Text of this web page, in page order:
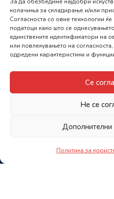
колачиња за складирање и/или
Согласноста со овие технологии
податоци како што се
единствените идентификатори на
или повлекувањето на
одредени карактеристики и
Се
Не се
Политика за